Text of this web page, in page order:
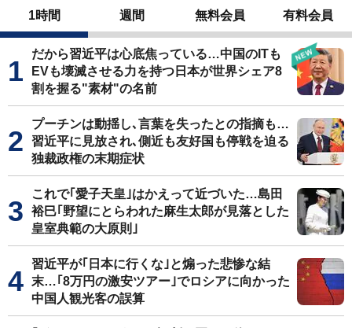
1時間 週間 無料会員 有料会員
だから習近平は心底焦っている…中国のITも
EVも壊滅させる力を持つ日本が世界シェア8
割を握る"素材"の名前
プーチンは動揺し､言葉を失ったとの指摘も…
習近平に見放され､側近も友好国も停戦を迫る
独裁政権の末期症状
これで｢愛子天皇｣はかえって近づいた…島田
裕巳｢野望にとらわれた麻生太郎が見落とした
皇室典範の大原則｣
習近平が｢日本に行くな｣と煽った悲惨な結
末…｢8万円の激安ツアー｣でロシアに向かった
中国人観光客の誤算